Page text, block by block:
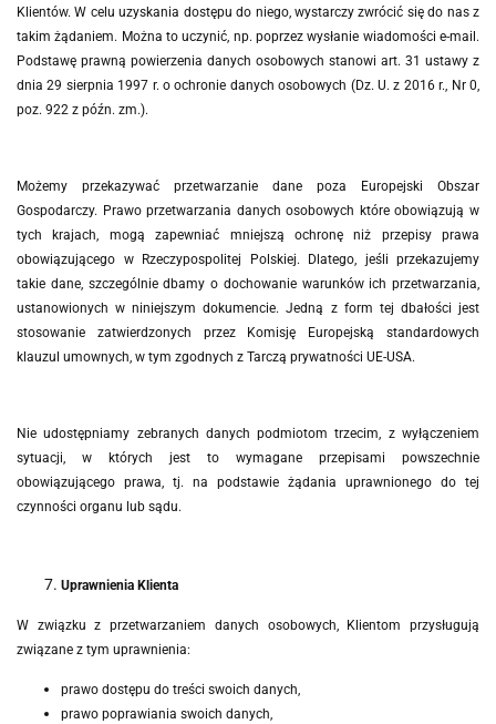
Klientów. W celu uzyskania dostępu do niego, wystarczy zwrócić się do nas z
takim żądaniem. Można to uczynić, np. poprzez wysłanie wiadomości e-mail.
Podstawę prawną powierzenia danych osobowych stanowi art. 31 ustawy z
dnia 29 sierpnia 1997 r. o ochronie danych osobowych (Dz. U. z 2016 r., Nr 0,
poz. 922 z późn. zm.).
Możemy przekazywać przetwarzanie dane poza Europejski Obszar
Gospodarczy. Prawo przetwarzania danych osobowych które obowiązują w
tych krajach, mogą zapewniać mniejszą ochronę niż przepisy prawa
obowiązującego w Rzeczypospolitej Polskiej. Dlatego, jeśli przekazujemy
takie dane, szczególnie dbamy o dochowanie warunków ich przetwarzania,
ustanowionych w niniejszym dokumencie. Jedną z form tej dbałości jest
stosowanie zatwierdzonych przez Komisję Europejską standardowych
klauzul umownych, w tym zgodnych z Tarczą prywatności UE-USA.
Nie udostępniamy zebranych danych podmiotom trzecim, z wyłączeniem
sytuacji, w których jest to wymagane przepisami powszechnie
obowiązującego prawa, tj. na podstawie żądania uprawnionego do tej
czynności organu lub sądu.
Uprawnienia Klienta
W związku z przetwarzaniem danych osobowych, Klientom przysługują
związane z tym uprawnienia:
prawo dostępu do treści swoich danych,
prawo poprawiania swoich danych,